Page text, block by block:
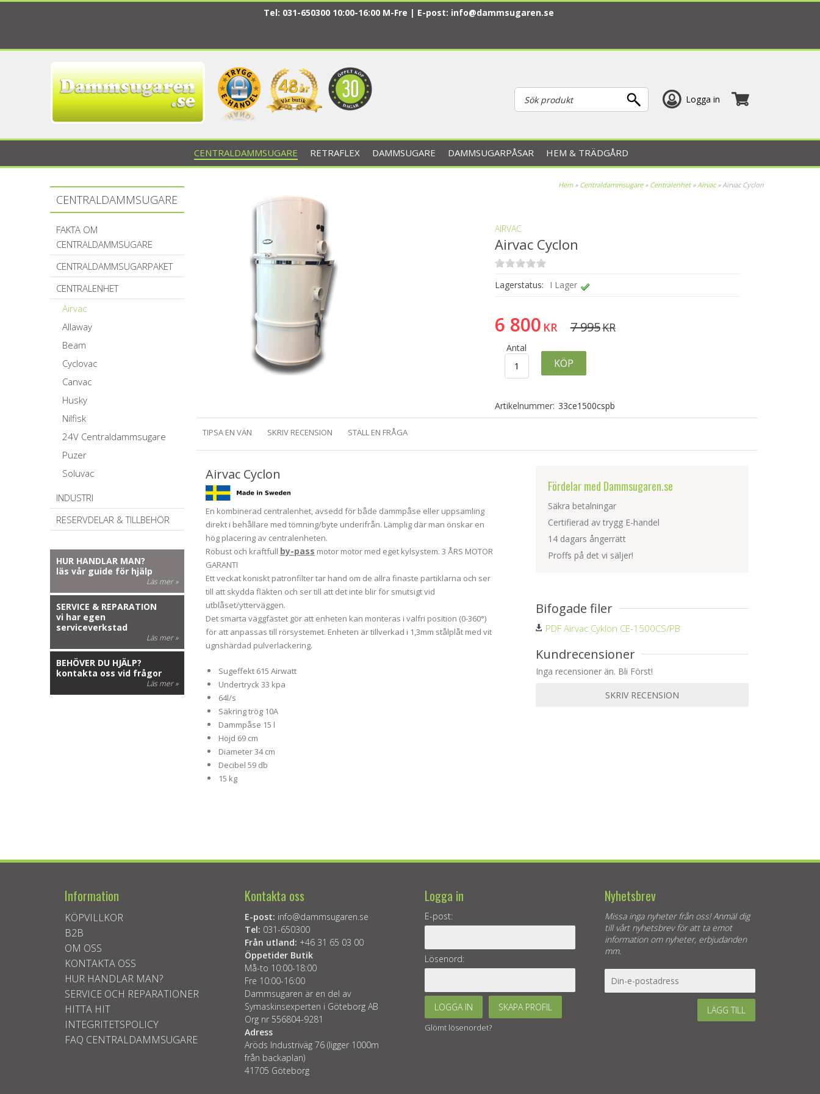
Tel: 031-650300 10:00-16:00 M-Fre | E-post: info@dammsugaren.se
Logga in
CENTRALDAMMSUGARE RETRAFLEX DAMMSUGARE DAMMSUGARPÅSAR HEM & TRÄDGÅRD
CENTRALDAMMSUGARE
FAKTA OM
CENTRALDAMMSUGARE
CENTRALDAMMSUGARPAKET
CENTRALENHET
Airvac
Allaway
Beam
Cyclovac
Canvac
Husky
Nilfisk
24V Centraldammsugare
Puzer
Soluvac
INDUSTRI
RESERVDELAR & TILLBEHÖR
HUR HANDLAR MAN?
läs vår guide för hjälp
Läs mer »
SERVICE & REPARATION
vi har egen
serviceverkstad
Läs mer »
BEHÖVER DU HJÄLP?
kontakta oss vid frågor
Läs mer »
Hem» Centraldammsugare» Centralenhet»Airvac»Airvac Cyclon
AIRVAC
Airvac Cyclon
Lagerstatus: I Lager
6 800 KR 7 995KR
Antal
KÖP
Artikelnummer: 33ce1500cspb
TIPSA EN VÄN SKRIV RECENSION STÄLL EN FRÅGA
Airvac Cyclon
En kombinerad centralenhet, avsedd för både dammpåse eller uppsamling
direkt i behållare med tömning/byte underifrån. Lämplig där man önskar en
hög placering av centralenheten.
Robust och kraftfull by-pass motor motor med eget kylsystem. 3 ÅRS MOTOR
GARANTI
Ett veckat koniskt patronfilter tar hand om de allra finaste partiklarna och ser
till att skydda fläkten och ser till att det inte blir för smutsigt vid
utblåset/ytterväggen.
Det smarta väggfästet gör att enheten kan monteras i valfri position (0-360°)
för att anpassas till rörsystemet. Enheten är tillverkad i 1,3mm stålplåt med vit
ugnshärdad pulverlackering.
Sugeffekt 615 Airwatt
Undertryck 33 kpa
64l/s
Säkring trög 10A
Dammpåse 15 l
Höjd 69 cm
Diameter 34 cm
Decibel 59 db
15 kg
Fördelar med Dammsugaren.se
Säkra betalningar
Certifierad av trygg E-handel
14 dagars ångerrätt
Proffs på det vi säljer!
Bifogade filer
PDF Airvac Cyklon CE-1500CS/PB
Kundrecensioner
Inga recensioner än. Bli Först!
SKRIV RECENSION
Information
KÖPVILLKOR
B2B
OM OSS
KONTAKTA OSS
HUR HANDLAR MAN?
SERVICE OCH REPARATIONER
HITTA HIT
INTEGRITETSPOLICY
FAQ CENTRALDAMMSUGARE
Kontakta oss
E-post: info@dammsugaren.se
Tel: 031-650300
Från utland: +46 31 65 03 00
Öppetider Butik
Må-to 10:00-18:00
Fre 10:00-16:00
Dammsugaren är en del av
Symaskinsexperten i Göteborg AB
Org nr 556804-9281
Adress
Aröds Industriväg 76 (ligger 1000m
från backaplan)
41705 Göteborg
Logga in
E-post:
Lösenord:
LOGGA IN SKAPA PROFIL
Glömt lösenordet?
Nyhetsbrev
Missa inga nyheter från oss! Anmäl dig
till vårt nyhetsbrev för att ta emot
information om nyheter, erbjudanden
mm.
LÄGG TILL